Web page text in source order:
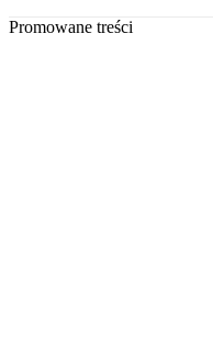
Promowane treści